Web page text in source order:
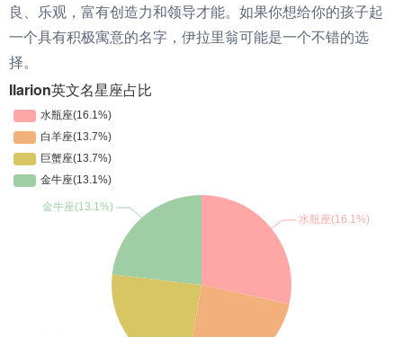
良、乐观，富有创造力和领导才能。如果你想给你的孩子起
一个具有积极寓意的名字，伊拉里翁可能是一个不错的选
择。
Ilarion英文名星座占比